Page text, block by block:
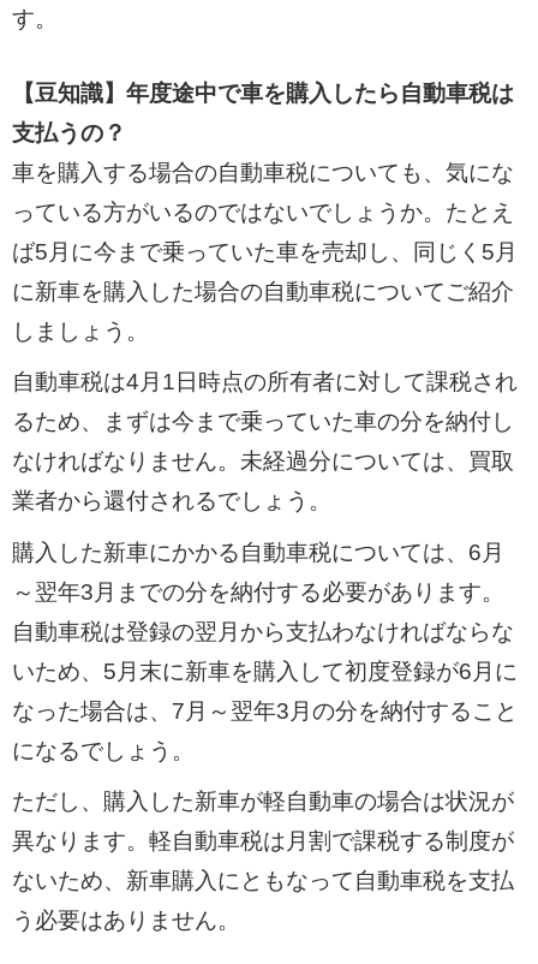
す。
【豆知識】年度途中で車を購入したら自動車税は
支払うの？
車を購入する場合の自動車税についても、気にな
っている方がいるのではないでしょうか。たとえ
ば5月に今まで乗っていた車を売却し、同じく5月
に新車を購入した場合の自動車税についてご紹介
しましょう。
自動車税は4月1日時点の所有者に対して課税され
るため、まずは今まで乗っていた車の分を納付し
なければなりません。未経過分については、買取
業者から還付されるでしょう。
購入した新車にかかる自動車税については、6月
～翌年3月までの分を納付する必要があります。
自動車税は登録の翌月から支払わなければならな
いため、5月末に新車を購入して初度登録が6月に
なった場合は、7月～翌年3月の分を納付すること
になるでしょう。
ただし、購入した新車が軽自動車の場合は状況が
異なります。軽自動車税は月割で課税する制度が
ないため、新車購入にともなって自動車税を支払
う必要はありません。